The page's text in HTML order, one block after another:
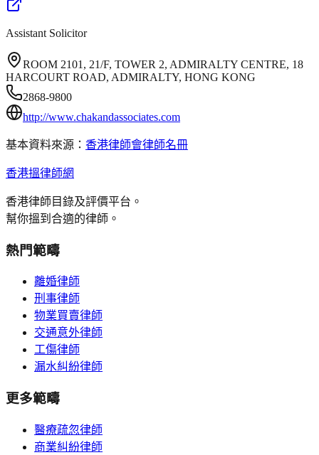
Assistant Solicitor
ROOM 2101, 21/F, TOWER 2, ADMIRALTY CENTRE, 18
HARCOURT ROAD, ADMIRALTY, HONG KONG
2868-9800
http://www.chakandassociates.com
基本資料來源： 香港律師會律師名冊
香港搵律師網
香港律師目錄及評價平台。
幫你搵到合適的律師。
熱門範疇
離婚律師
刑事律師
物業買賣律師
交通意外律師
工傷律師
漏水糾紛律師
更多範疇
醫療疏忽律師
商業糾紛律師